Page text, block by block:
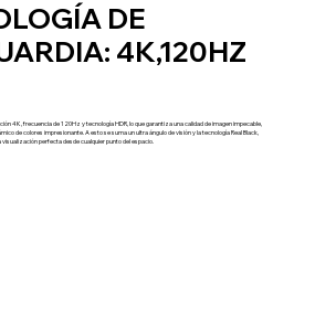
DE
4K,120HZ
4K, frecuencia de 120Hz y tecnología HDR, lo que garantiza una calidad de imagen impecable,
de colores impresionante. A esto se suma un ultra ángulo de visión y la tecnología Real Black,
perfecta desde cualquier punto del espacio.